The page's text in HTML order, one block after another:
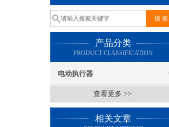
产品分类
PRODUCT CLASSIFICATION
电动执行器
查看更多 >>
相关文章